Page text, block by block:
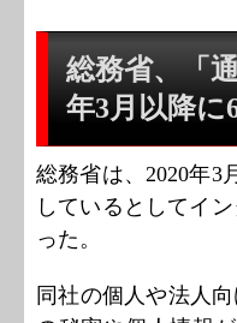
総務省、「
年3月以降に
総務省は、2020年3
しているとしてイ
った。
同社の個人や法人